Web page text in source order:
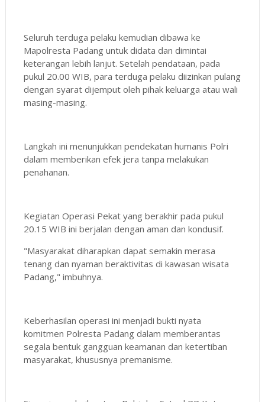
Seluruh terduga pelaku kemudian dibawa ke
Mapolresta Padang untuk didata dan dimintai
keterangan lebih lanjut. Setelah pendataan, pada
pukul 20.00 WIB, para terduga pelaku diizinkan pulang
dengan syarat dijemput oleh pihak keluarga atau wali
masing-masing.
Langkah ini menunjukkan pendekatan humanis Polri
dalam memberikan efek jera tanpa melakukan
penahanan.
Kegiatan Operasi Pekat yang berakhir pada pukul
20.15 WIB ini berjalan dengan aman dan kondusif.
"Masyarakat diharapkan dapat semakin merasa
tenang dan nyaman beraktivitas di kawasan wisata
Padang," imbuhnya.
Keberhasilan operasi ini menjadi bukti nyata
komitmen Polresta Padang dalam memberantas
segala bentuk gangguan keamanan dan ketertiban
masyarakat, khususnya premanisme.